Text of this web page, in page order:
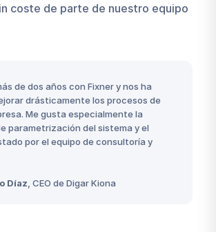
coste de parte de nuestro equipo
de dos años con Fixner y nos ha
drásticamente los procesos de
Me gusta especialmente la
parametrización del sistema y el
por el equipo de consultoría y
Díaz , CEO de Digar Kiona